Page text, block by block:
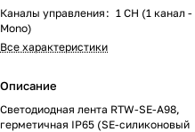
Каналы управления : 1 CH (1 канал -
Mono)
Все характеристики
Описание
Светодиодная лента RTW-SE-A98,
герметичная IP65 (SE-силиконовый